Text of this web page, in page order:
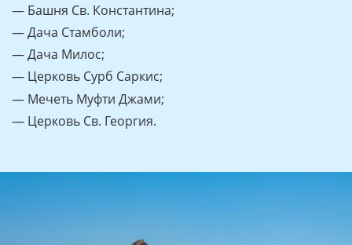
— Башня Св. Константина;
— Дача Стамболи;
— Дача Милос;
— Церковь Сурб Саркис;
— Мечеть Муфти Джами;
— Церковь Св. Георгия.